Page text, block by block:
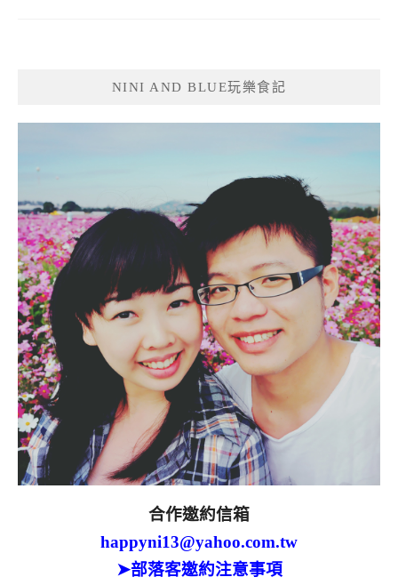
NINI AND BLUE玩樂食記
合作邀約信箱
happyni13@yahoo.com.tw
➤部落客邀約注意事項